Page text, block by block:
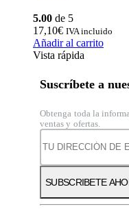
5.00 de 5
17,10€ IVA incluido
Añadir al carrito
Vista rápida
Suscríbete a
Obtenga toda la
ventas y ofertas.